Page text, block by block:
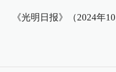
《光明日报》（2024年